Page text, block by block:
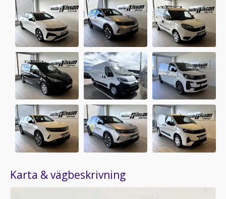
Karta & vägbeskrivning